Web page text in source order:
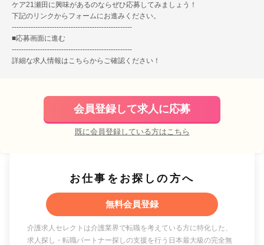
ケア21瀬田に興味があるのならぜひ応募してみましょう！
下記のリンクからフォームにお進みください。
---------------------------------------------------
■応募画面に進む
---------------------------------------------------
詳細な求人情報はこちらからご確認ください！
会員登録して求人に応募
既に会員登録している方はこちら
お仕事をお探しの方へ
無料会員登録
介護求人セレクトは介護業界で転職を考えている方に特化した、
求人探し・転職パートナー探しの支援を行う日本最大級の完全無